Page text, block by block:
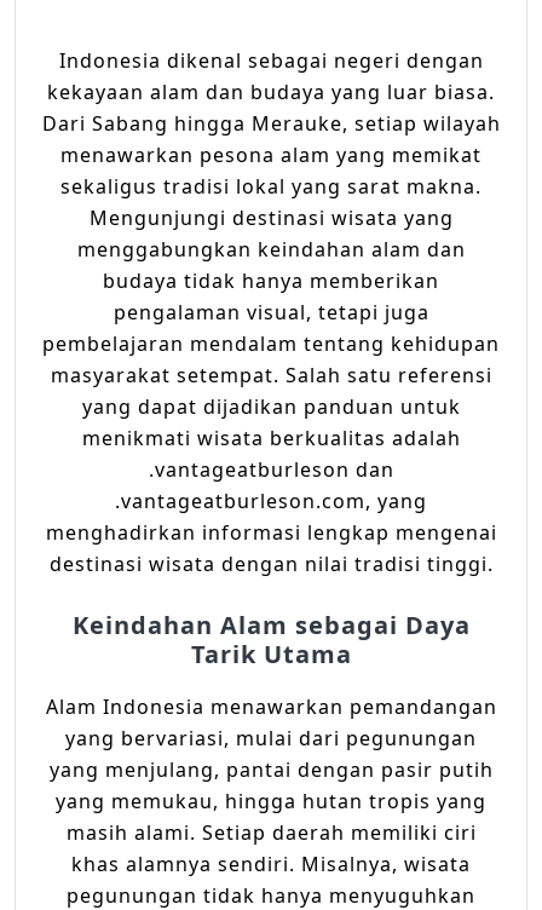
Nilai
Tradisi
Lokal
Indonesia dikenal sebagai negeri dengan
kekayaan alam dan budaya yang luar biasa.
Dari Sabang hingga Merauke, setiap wilayah
menawarkan pesona alam yang memikat
sekaligus tradisi lokal yang sarat makna.
Mengunjungi destinasi wisata yang
menggabungkan keindahan alam dan
budaya tidak hanya memberikan
pengalaman visual, tetapi juga
pembelajaran mendalam tentang kehidupan
masyarakat setempat. Salah satu referensi
yang dapat dijadikan panduan untuk
menikmati wisata berkualitas adalah
.vantageatburleson dan
.vantageatburleson.com, yang
menghadirkan informasi lengkap mengenai
destinasi wisata dengan nilai tradisi tinggi.
Keindahan Alam sebagai Daya
Tarik Utama
Alam Indonesia menawarkan pemandangan
yang bervariasi, mulai dari pegunungan
yang menjulang, pantai dengan pasir putih
yang memukau, hingga hutan tropis yang
masih alami. Setiap daerah memiliki ciri
khas alamnya sendiri. Misalnya, wisata
pegunungan tidak hanya menyuguhkan